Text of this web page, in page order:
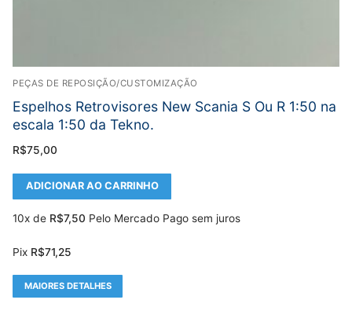
PEÇAS DE REPOSIÇÃO/CUSTOMIZAÇÃO
Espelhos Retrovisores New Scania S Ou R 1:50 na
escala 1:50 da Tekno.
R$75,00
ADICIONAR AO CARRINHO
10x de R$7,50 Pelo Mercado Pago sem juros
Pix R$71,25
MAIORES DETALHES